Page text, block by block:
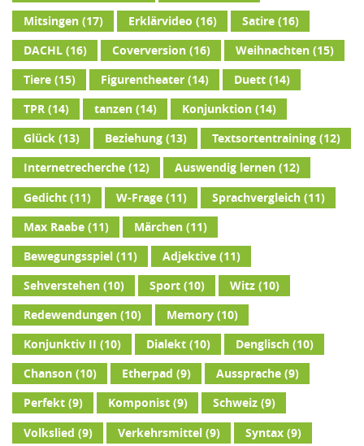
Mitsingen(17) Erklärvideo (16) Satire(16)
DACHL(16) Coverversion(16) Weihnachten(15)
Tiere(15) Figurentheater(14) Duett(14)
TPR(14) tanzen(14) Konjunktion(14)
Glück(13) Beziehung(13) Textsortentraining(12)
Internetrecherche(12) Auswendig lernen(12)
Gedicht(11) W-Frage(11) Sprachvergleich(11)
Max Raabe(11) Märchen(11)
Bewegungsspiel(11) Adjektive(11)
Sehverstehen(10) Sport(10) Witz(10)
Redewendungen(10) Memory(10)
Konjunktiv II (10) Dialekt(10) Denglisch(10)
Chanson(10) Etherpad (9) Aussprache(9)
Perfekt(9) Komponist(9) Schweiz(9)
Volkslied (9) Verkehrsmittel(9) Syntax(9)